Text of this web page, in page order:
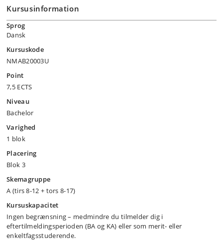
Kursusinformation
Sprog
Dansk
Kursuskode
NMAB20003U
Point
7,5 ECTS
Niveau
Bachelor
Varighed
1 blok
Placering
Blok 3
Skemagruppe
A (tirs 8-12 + tors 8-17)
Kursuskapacitet
Ingen begrænsning – medmindre du tilmelder dig i
eftertilmeldingsperioden (BA og KA) eller som merit- eller
enkeltfagsstuderende.